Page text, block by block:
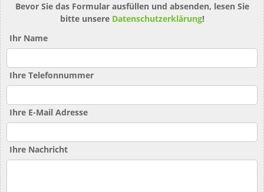
Bevor Sie das Formular ausfüllen und absenden, lesen Sie
bitte unsere Datenschutzerklärung!
Ihr Name
Ihre Telefonnummer
Ihre E-Mail Adresse
Ihre Nachricht